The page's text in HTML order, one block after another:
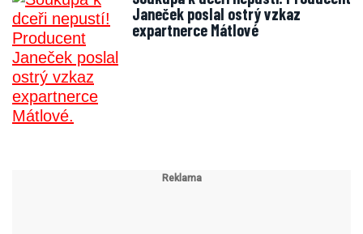
Janeček poslal ostrý vzkaz
expartnerce Mátlové